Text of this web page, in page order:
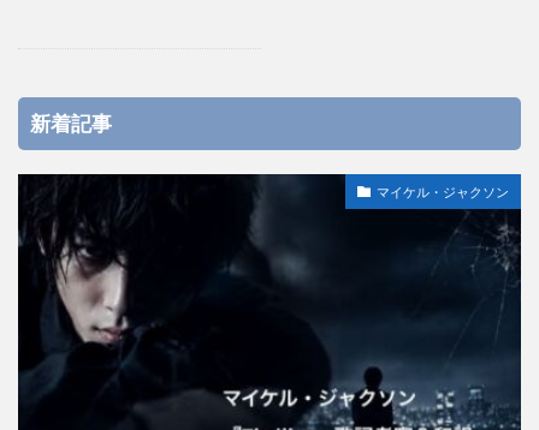
新着記事
マイケル・ジャクソン